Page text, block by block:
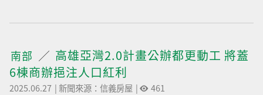
南部
高雄亞灣2.0計畫公辦都更動工 將蓋
6棟商辦挹注人口紅利
2025.06.27 |新聞來源：信義房屋 | 461